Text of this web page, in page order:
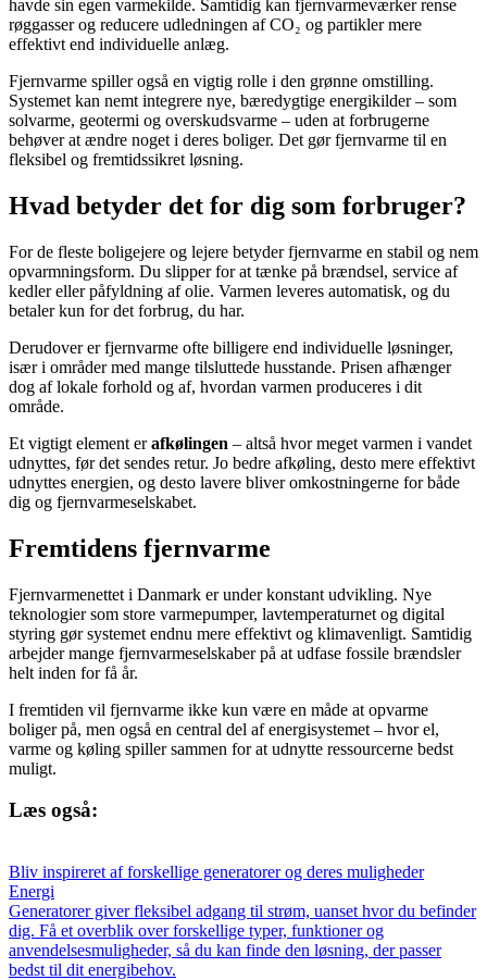
havde sin egen varmekilde. Samtidig kan fjernvarmeværker rense
røggasser og reducere udledningen af CO₂ og partikler mere
effektivt end individuelle anlæg.
Fjernvarme spiller også en vigtig rolle i den grønne omstilling.
Systemet kan nemt integrere nye, bæredygtige energikilder – som
solvarme, geotermi og overskudsvarme – uden at forbrugerne
behøver at ændre noget i deres boliger. Det gør fjernvarme til en
fleksibel og fremtidssikret løsning.
Hvad betyder det for dig som forbruger?
For de fleste boligejere og lejere betyder fjernvarme en stabil og nem
opvarmningsform. Du slipper for at tænke på brændsel, service af
kedler eller påfyldning af olie. Varmen leveres automatisk, og du
betaler kun for det forbrug, du har.
Derudover er fjernvarme ofte billigere end individuelle løsninger,
især i områder med mange tilsluttede husstande. Prisen afhænger
dog af lokale forhold og af, hvordan varmen produceres i dit
område.
Et vigtigt element erafkølingen – altså hvor meget varmen i vandet
udnyttes, før det sendes retur. Jo bedre afkøling, desto mere effektivt
udnyttes energien, og desto lavere bliver omkostningerne for både
dig og fjernvarmeselskabet.
Fremtidens fjernvarme
Fjernvarmenettet i Danmark er under konstant udvikling. Nye
teknologier som store varmepumper, lavtemperaturnet og digital
styring gør systemet endnu mere effektivt og klimavenligt. Samtidig
arbejder mange fjernvarmeselskaber på at udfase fossile brændsler
helt inden for få år.
I fremtiden vil fjernvarme ikke kun være en måde at opvarme
boliger på, men også en central del af energisystemet – hvor el,
varme og køling spiller sammen for at udnytte ressourcerne bedst
muligt.
Læs også:
Bliv inspireret af forskellige generatorer og deres muligheder
Energi
Generatorer giver fleksibel adgang til strøm, uanset hvor du befinder
dig. Få et overblik over forskellige typer, funktioner og
anvendelsesmuligheder, så du kan finde den løsning, der passer
bedst til dit energibehov.